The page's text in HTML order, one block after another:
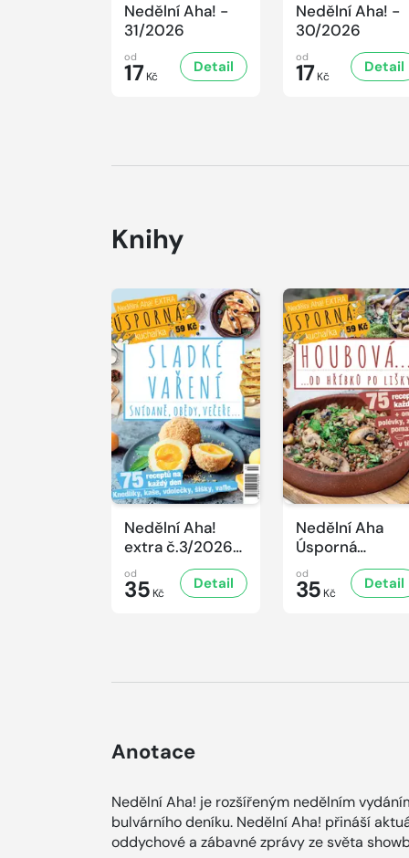
Nedělní Aha! -
31/2026
od
17 Kč
Detail
Nedělní Aha! -
30/2026
od
17 Kč
Detail
Knihy
Nedělní Aha!
extra č.3/2026
Úsporná
kuchařka -
Sladké vaření
od
35 Kč
Detail
Nedělní Aha
Úsporná
kuchařka -
Houbová... od
hříbků po lišky
od
35 Kč
Detail
Anotace
Nedělní Aha! je rozšířeným nedělním
bulvárního deníku. Nedělní Aha! přináší
oddychové a zábavné zprávy ze světa